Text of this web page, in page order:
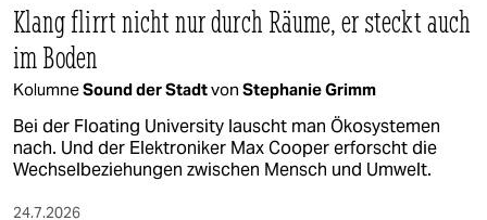
Klang flirrt nicht nur durch Räume, er steckt auch
im Boden
KolumneSound der Stadtvon Stephanie Grimm
Bei der Floating University lauscht man Ökosystemen
nach. Und der Elektroniker Max Cooper erforscht die
Wechselbeziehungen zwischen Mensch und Umwelt.
24.7.2026